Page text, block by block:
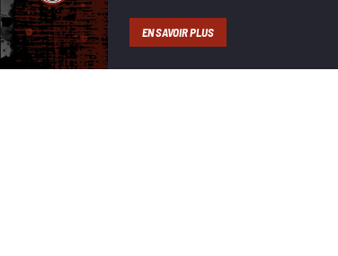
EN SAVOIR PLUS